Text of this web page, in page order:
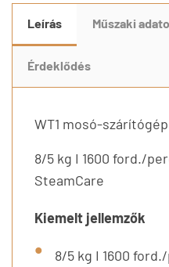
Leírás Műszaki
Érdeklődés
WT1 mosó-
8/5 kg I 1600 ford./
SteamCare
Kiemelt jellemzők
8/5 kg I 1600